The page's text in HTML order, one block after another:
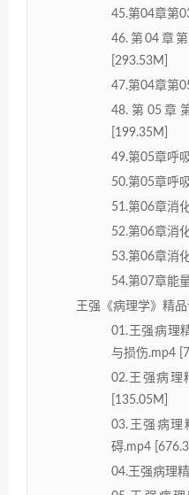
45.第04章第
46.第04章
[293.53M]
47.第04章第
48.第05章
[199.35M]
49.第05章呼
50.第05章呼
51.第06章消
52.第06章消
53.第06章消
54.第07章能
王强《病理学》精品
01.王强病理
与损伤.mp4
02.王强病理
[135.05M]
03.王强病理
碍.mp4
04.王强病理